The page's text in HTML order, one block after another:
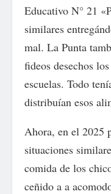
Educativo N° 21
similares
mal. La Punta
fideos desechos
escuelas. Todo
distribuían esos
Ahora, en el 2025
situaciones
comida de los
ceñido a a